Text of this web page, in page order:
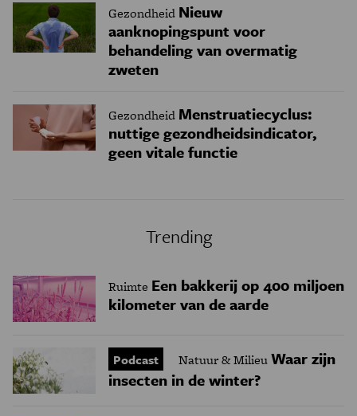
Gezondheid Nieuw
aanknopingspunt voor
behandeling van overmatig
zweten
Gezondheid Menstruatiecyclus:
nuttige gezondheidsindicator,
geen vitale functie
Trending
Ruimte Een bakkerij op 400 miljoen
kilometer van de aarde
Podcast Natuur & MilieuWaar zijn
insecten in de winter?